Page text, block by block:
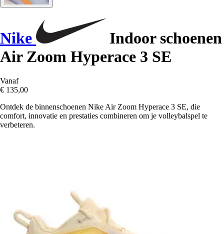
Nike
Indoor schoenen
Air Zoom Hyperace 3 SE
Vanaf
€ 135,00
Ontdek de binnenschoenen Nike Air Zoom Hyperace 3 SE, die
comfort, innovatie en prestaties combineren om je volleybalspel te
verbeteren.